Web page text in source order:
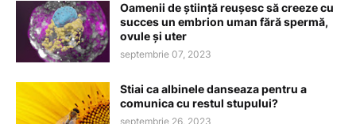
Oamenii de știință reușesc să creeze cu
succes un embrion uman fără spermă,
ovule și uter
septembrie 07, 2023
Stiai ca albinele danseaza pentru a
comunica cu restul stupului?
septembrie 26, 2023